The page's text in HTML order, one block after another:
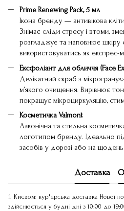
Prime Renewing Pack, 5 мл
Ікона бренду — антивікова
Знімає сліди стресу і втоми,
розгладжує та наповнює
використовуватись як
Ексфоліант для обличчя (Face
Делікатний скраб з
м’якого очищення. Вирівнює тон
покращує мікроциркуляцію,
Косметичка Valmont
Лаконічна та стильна
логотипом бренду. Ідеально
засобів у дорозі або на щодень.
Доставка
1. Києвом: кур'єрська доставка Нової
здійснюється у будні дні з 10:00 до